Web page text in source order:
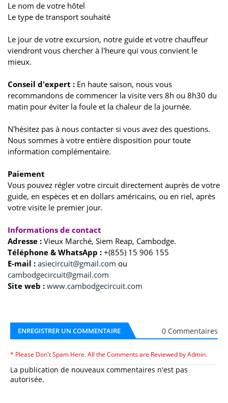
Le nom de votre hôtel
Le type de transport souhaité
Le jour de votre excursion, notre guide et votre chauffeur
viendront vous chercher à l'heure qui vous convient le
mieux.
Conseil d'expert : En haute saison, nous vous
recommandons de commencer la visite vers 8h ou 8h30 du
matin pour éviter la foule et la chaleur de la journée.
N'hésitez pas à nous contacter si vous avez des questions.
Nous sommes à votre entière disposition pour toute
information complémentaire.
Paiement
Vous pouvez régler votre circuit directement auprès de votre
guide, en espèces et en dollars américains, ou en riel, après
votre visite le premier jour.
Informations de contact
Adresse : Vieux Marché, Siem Reap, Cambodge.
Téléphone & WhatsApp : +(855) 15 906 155
E-mail : asiecircuit@gmail.com ou
cambodgecircuit@gmail.com
Site web : www.cambodgecircuit.com
ENREGISTRER UN COMMENTAIRE 0 Commentaires
* Please Don't Spam Here. All the Comments are Reviewed by Admin.
La publication de nouveaux commentaires n'est pas
autorisée.